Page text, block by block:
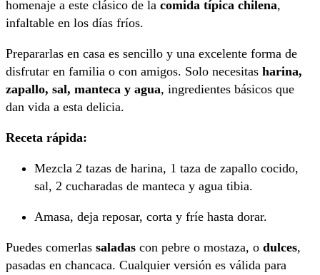
homenaje a este clásico de la comida típica chilena,
infaltable en los días fríos.
Prepararlas en casa es sencillo y una excelente forma de
disfrutar en familia o con amigos. Solo necesitas harina,
zapallo, sal, manteca y agua, ingredientes básicos que
dan vida a esta delicia.
Receta rápida:
Mezcla 2 tazas de harina, 1 taza de zapallo cocido,
sal, 2 cucharadas de manteca y agua tibia.
Amasa, deja reposar, corta y fríe hasta dorar.
Puedes comerlas saladas con pebre o mostaza, o dulces,
pasadas en chancaca. Cualquier versión es válida para